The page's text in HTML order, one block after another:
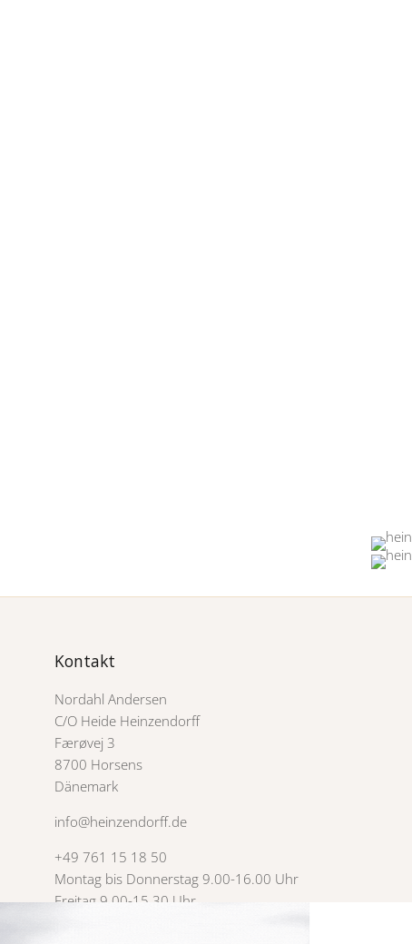
Kontakt
Nordahl Andersen
C/O Heide Heinzendorff
Færøvej 3
8700 Horsens
Dänemark
info@heinzendorff.de
+49 761 15 18 50
Montag bis Donnerstag 9.00-16.00 Uhr
Freitag 9.00-15.30 Uhr